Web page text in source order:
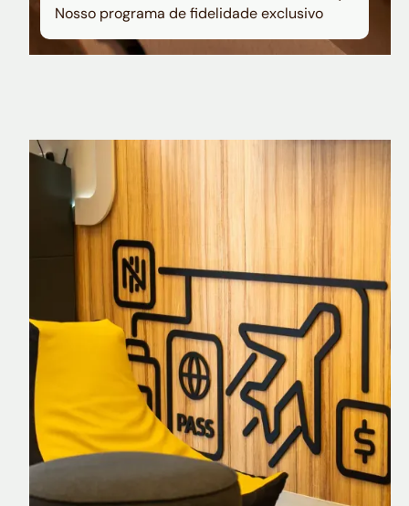
Nosso programa de fidelidade exclusivo
Nomad Explorer
Cartão de crédito brasileiro com cashback
em dólar